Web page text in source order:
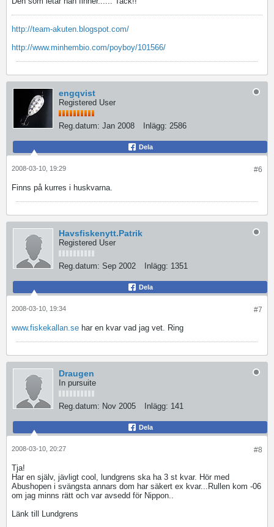
http://team-akuten.blogspot.com/
http://www.minhembio.com/poyboy/101566/
engqvist
Registered User
Reg.datum: Jan 2008 Inlägg: 2586
Dela
#6
2008-03-10, 19:29
Finns på kurres i huskvarna.
Havsfiskenytt.Patrik
Registered User
Reg.datum: Sep 2002 Inlägg: 1351
Dela
#7
2008-03-10, 19:34
www.fiskekallan.se har en kvar vad jag vet. Ring
Draugen
In pursuite
Reg.datum: Nov 2005 Inlägg: 141
Dela
#8
2008-03-10, 20:27
Tja!
Har en själv, jävligt cool, lundgrens ska ha 3 st kvar. Hör med
Abushopen i svängsta annars dom har säkert ex kvar...Rullen kom -06
om jag minns rätt och var avsedd för Nippon..
Länk till Lundgrens